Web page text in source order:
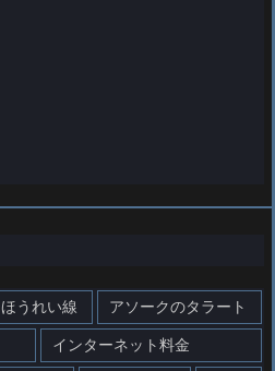
ほうれい線 アソークのタラート
インターネット料金